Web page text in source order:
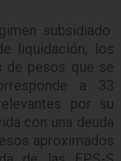
subsidiado
liquidación, los
de pesos que se
a 33
por su
con una deuda
aproximados